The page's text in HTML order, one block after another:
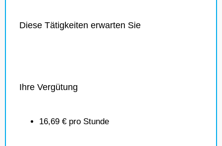
Diese Tätigkeiten erwarten Sie
Ihre Vergütung
16,69 € pro Stunde